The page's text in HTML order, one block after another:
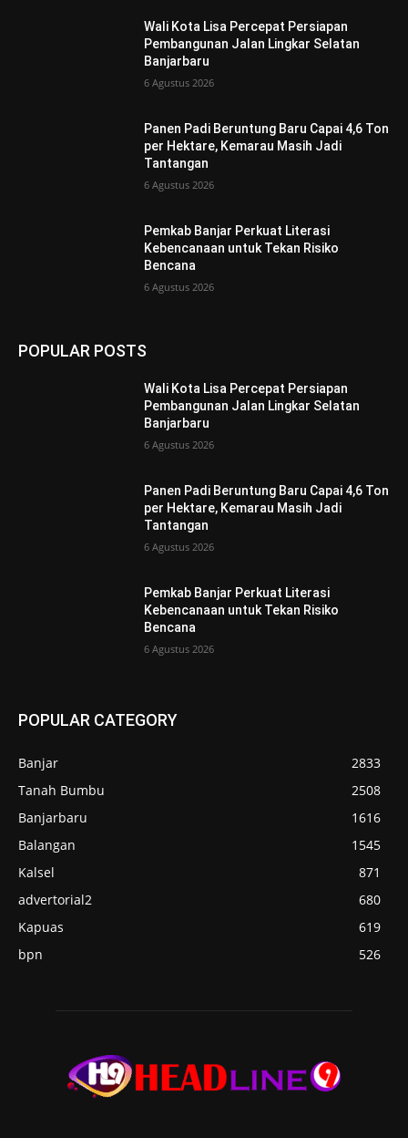
Wali Kota Lisa Percepat Persiapan
Pembangunan Jalan Lingkar Selatan
Banjarbaru
6 Agustus 2026
Panen Padi Beruntung Baru Capai 4,6 Ton
per Hektare, Kemarau Masih Jadi
Tantangan
6 Agustus 2026
Pemkab Banjar Perkuat Literasi
Kebencanaan untuk Tekan Risiko
Bencana
6 Agustus 2026
POPULAR POSTS
Wali Kota Lisa Percepat Persiapan
Pembangunan Jalan Lingkar Selatan
Banjarbaru
6 Agustus 2026
Panen Padi Beruntung Baru Capai 4,6 Ton
per Hektare, Kemarau Masih Jadi
Tantangan
6 Agustus 2026
Pemkab Banjar Perkuat Literasi
Kebencanaan untuk Tekan Risiko
Bencana
6 Agustus 2026
POPULAR CATEGORY
Banjar
2833
Tanah Bumbu
2508
Banjarbaru
1616
Balangan
1545
Kalsel
871
advertorial2
680
Kapuas
619
bpn
526